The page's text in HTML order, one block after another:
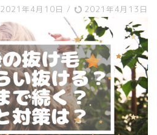
2021年4月10日 / 2021年4月13日